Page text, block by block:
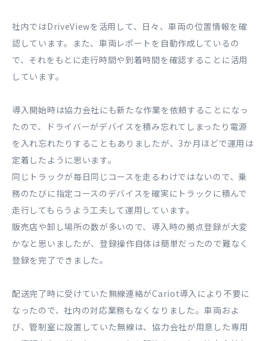
社内ではDriveViewを活用して、日々、車両の位置情報を確
認しています。また、車両レポートを自動作成しているの
で、それをもとに走行時間や到着時間を確認することに活用
しています。
導入開始時は協力会社にも新たな作業を依頼することになっ
たので、ドライバーがデバイスを積み忘れてしまったり電源
を入れ忘れたりすることもありましたが、3か月ほどで運用は
定着したように思います。
同じトラックが毎日同じコースを走るわけではないので、乗
務のたびに指定コースのデバイスを確実にトラックに積んで
走行してもらうよう工夫して運用しています。
販売店や卸し場所の数が多いので、導入時の拠点登録が大変
かなと思いましたが、登録操作自体は簡単だったので難なく
登録を完了できました。
配送完了時に受けていた無線連絡がCariot導入により不要に
なったので、社内の対応業務もなくなりました。車両およ
び、管制室に設置していた無線は、協力会社が用意した専用